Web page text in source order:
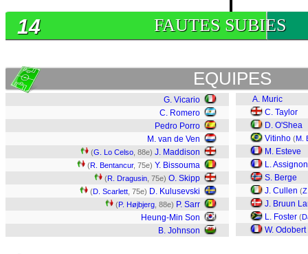
FAUTES SUBIES
14
EQUIPES
G. Vicario
C. Romero
Pedro Porro
M. van de Ven
(G. Lo Celso , 88e) J. Maddison
(R. Bentancur, 75e) Y. Bissouma
(R. Dragusin , 75e) O. Skipp
(D. Scarlett , 75e) D. Kulusevski
(P. Højbjerg , 88e) P. Sarr
Heung-Min Son
B. Johnson
A. Muric
C. Taylor
D. O'Shea
Vitinho (M.
M. Esteve
L. Assignon
S. Berge
J. Cullen (
J. Bruun
L. Foster (
W. Odobert